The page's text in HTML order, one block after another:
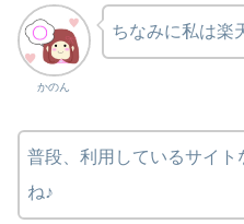
かのん
ちなみに私は楽
普段、利用しているサイト
ね♪